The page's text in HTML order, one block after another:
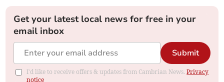
Get your latest local news for free in your
email inbox
Submit
I'd like to receive offers & updates from Cambrian News.Privacy
notice